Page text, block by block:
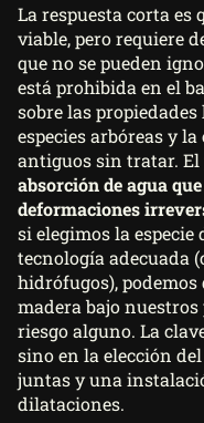
La respuesta corta es
viable, pero requiere
que no se pueden
está prohibida en el
sobre las
especies arbóreas y
antiguos sin tratar.
absorción de agua
deformaciones
si elegimos la especie
tecnología adecuada
hidrófugos),
madera bajo
riesgo alguno. La
sino en la elección
juntas y una
dilataciones.